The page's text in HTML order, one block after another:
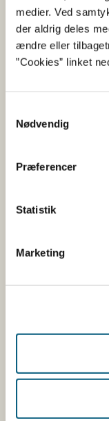
medier. Ved
der aldrig deles
ændre eller
”Cookies” linket
Nødvendig
Præferencer
Statistik
Marketing
arbejdsgrupper,
findes desuden
kommunikation
Følgende
af partnerskabet